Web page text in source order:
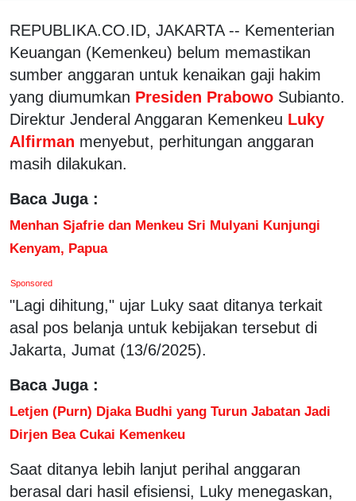
REPUBLIKA.CO.ID, JAKARTA -- Kementerian
Keuangan (Kemenkeu) belum memastikan
sumber anggaran untuk kenaikan gaji hakim
yang diumumkan Presiden Prabowo Subianto.
Direktur Jenderal Anggaran Kemenkeu Luky
Alfirman menyebut, perhitungan anggaran
masih dilakukan.
Baca Juga :
Menhan Sjafrie dan Menkeu Sri Mulyani Kunjungi
Kenyam, Papua
Sponsored
"Lagi dihitung," ujar Luky saat ditanya terkait
asal pos belanja untuk kebijakan tersebut di
Jakarta, Jumat (13/6/2025).
Baca Juga :
Letjen (Purn) Djaka Budhi yang Turun Jabatan Jadi
Dirjen Bea Cukai Kemenkeu
Saat ditanya lebih lanjut perihal anggaran
berasal dari hasil efisiensi, Luky menegaskan,